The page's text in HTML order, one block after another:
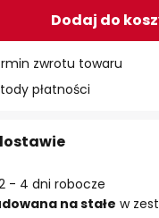
Dodaj do
zwrotu towaru
płatności
- 4 dni robocze
na stałe w